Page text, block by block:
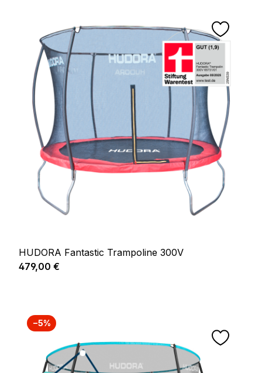
HUDORA Fantastic Trampoline 300V
Prix régulier :
479,00 €
−5%